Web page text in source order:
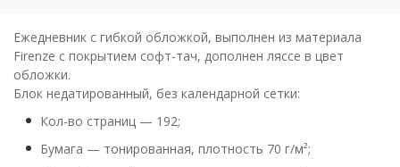
Ежедневник с гибкой обложкой, выполнен из материала
Firenze с покрытием софт-тач, дополнен ляссе в цвет
обложки.
Блок недатированный, без календарной сетки:
Кол-во страниц — 192;
Бумага — тонированная, плотность 70 г/м²;